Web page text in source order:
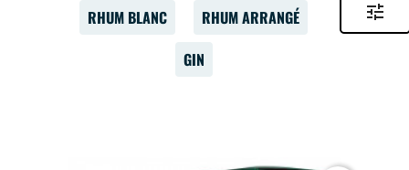
RHUM BLANC
RHUM ARRANGÉ
GIN
tune